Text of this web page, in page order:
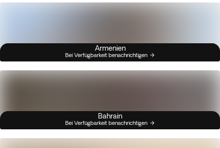
Armenien
Bei Verfügbarkeit benachrichtigen
Bahrain
Bei Verfügbarkeit benachrichtigen